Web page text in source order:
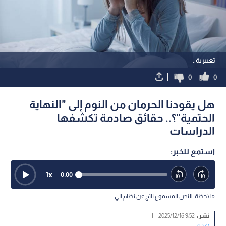
تعبيرية..
0
0
هل يقودنا الحرمان من النوم إلى "النهاية
الحتمية"؟.. حقائق صادمة تكشفها
الدراسات
استمع للخبر:
0:00
1x
ملاحظة: النص المسموع ناتج عن نظام آلي
نشر :9:52 2025/12/16
|